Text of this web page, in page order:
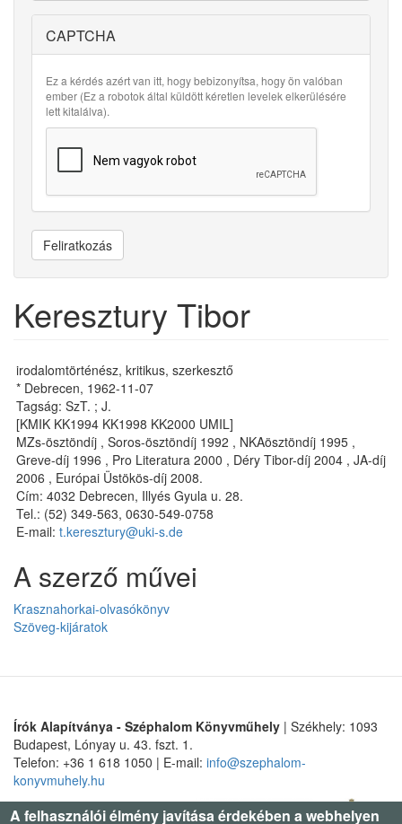
CAPTCHA
Ez a kérdés azért van itt, hogy bebizonyítsa, hogy ön valóban
ember (Ez a robotok által küldött kéretlen levelek elkerülésére
lett kitalálva).
Feliratkozás
Keresztury Tibor
irodalomtörténész, kritikus, szerkesztő
* Debrecen, 1962-11-07
Tagság: SzT. ; J.
[KMIK KK1994 KK1998 KK2000 UMIL]
MZs-ösztöndíj , Soros-ösztöndíj 1992 , NKAösztöndíj 1995 ,
Greve-díj 1996 , Pro Literatura 2000 , Déry Tibor-díj 2004 , JA-díj
2006 , Európai Üstökös-díj 2008.
Cím: 4032 Debrecen, Illyés Gyula u. 28.
Tel.: (52) 349-563, 0630-549-0758
E-mail: t.keresztury@uki-s.de
A szerző művei
Krasznahorkai-olvasókönyv
Szöveg-kijáratok
Írók Alapítványa - Széphalom Könyvműhely | Székhely: 1093
Budapest, Lónyay u. 43. fszt. 1.
Telefon: +36 1 618 1050 | E-mail: info@szephalom-
konyvmuhely.hu
A felhasználói élmény javítása érdekében a webhelyen